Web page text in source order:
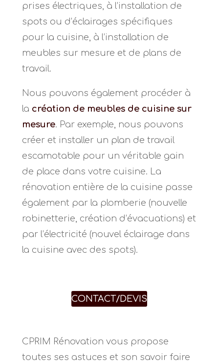
prises électriques, à l’installation de
spots ou d’éclairages spécifiques
pour la cuisine, à l’installation de
meubles sur mesure et de plans de
travail.
Nous pouvons également procéder à
la création de meubles de cuisine sur
mesure. Par exemple, nous pouvons
créer et installer un plan de travail
escamotable pour un véritable gain
de place dans votre cuisine. La
rénovation entière de la cuisine passe
également par la plomberie (nouvelle
robinetterie, création d’évacuations) et
par l’électricité (nouvel éclairage dans
la cuisine avec des spots).
CONTACT/DEVIS
CPRIM Rénovation vous propose
toutes ses astuces et son savoir faire